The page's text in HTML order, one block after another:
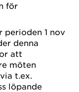
för
perioden 1 nov
denna
att
möten
t.ex.
löpande